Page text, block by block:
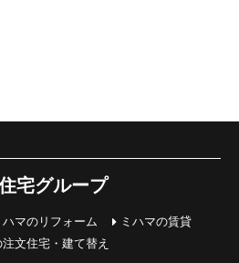
宅グループ
ハマのリフォーム
ミハマの賃貸
注文住宅・建て替え